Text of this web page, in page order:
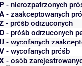
P - nierozpatrzonych
A - zaakceptowanych
Z - próśb odrzuconych
O - próśb odrzuconych
U - wycofanych
V - wycofanych próśb
X - osób